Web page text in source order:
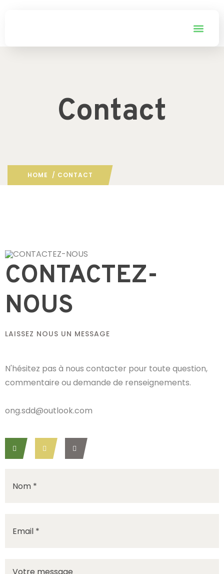
Contact
HOME / CONTACT
CONTACTEZ-
NOUS
LAISSEZ NOUS UN MESSAGE
N'hésitez pas à nous contacter pour toute question,
commentaire ou demande de renseignements.
ong.sdd@outlook.com